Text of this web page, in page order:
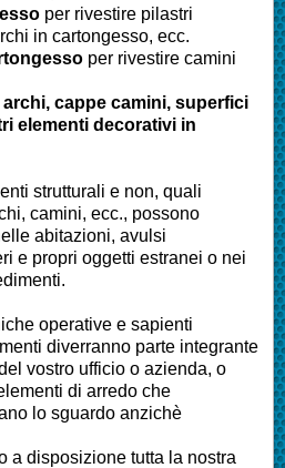
per rivestire pilastri
in cartongesso, ecc.
per rivestire camini
cappe camini, superfici
elementi decorativi in
strutturali e non, quali
camini, ecc., possono
abitazioni, avulsi
e propri oggetti estranei o nei
operative e sapienti
diverranno parte integrante
vostro ufficio o azienda, o
di arredo che
lo sguardo anzichè
a disposizione tutta la nostra